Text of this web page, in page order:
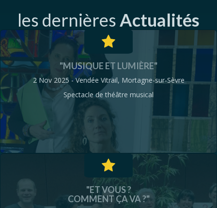
les dernièresActualités
"MUSIQUE ET LUMIÈRE"
2 Nov 2025 - Vendée Vitrail, Mortagne-sur-Sèvre
Spectacle de théâtre musical
"ET VOUS ?
COMMENT ÇA VA ?"